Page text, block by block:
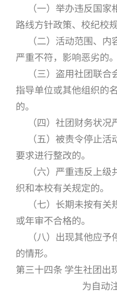
（一）举办违反国家
路线方针政策、校纪校规
（二）活动范围、内
严重不符，影响恶劣的。
（三）盗用社团联合
指导单位或其他组织的
的。
（四）社团财务状况
（五）被责令停止活
要求进行整改的。
（六）严重违反上级
织和本校有关规定的。
（七）长期未按有关
或年审不合格的。
（八）出现其他应予
的情形。
第三十四条 学生社团出
为自动